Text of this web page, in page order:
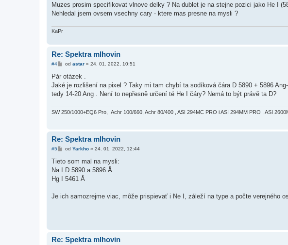
p
ě
k
Muzes prosim specifikovat vlnove delky ? Na dublet je na stejne pozici jako He I
Nehledal jsem ovsem vsechny cary - ktere mas presne na mysli ?
KaPr
Re: Spektra mlhovin
#4
P
í
p
ě
k
od astar» 24. 01. 2022, 10:51
Pár otázek .
Jaké je rozlišení na pixel ? Taky mi tam chybí ta sodíková čára D 5890 + 5896
tedy 14-20 Ang . Není to nepřesně určení té He I čáry? Nemá to být právě ta D?
SW 250/1000+EQ6 Pro, Achr 100/660, Achr 80/400 , ASI 294MC PRO i ASI 294MM PRO , ASI
Re: Spektra mlhovin
#5
P
í
p
ě
k
od Yarkho» 24. 01. 2022, 12:44
Tieto som mal na mysli:
Na I D 5890 a 5896 Å
Hg I 5461 Å
Je ich samozrejme viac, môže prispievať i Ne I, záleží na type a počte verejného
Re: Spektra mlhovin